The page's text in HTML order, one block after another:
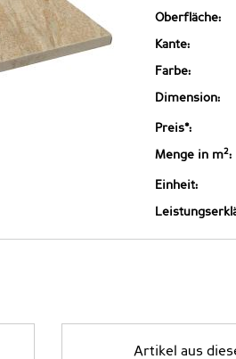
Oberfläche:
Kante:
Farbe:
Dimension:
Preis*:
Menge in m2:
Einheit:
Artikel aus